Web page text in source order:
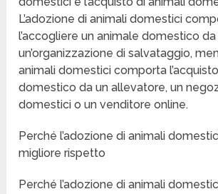
L’adozione di animali domestici
l’accogliere un animale domestico
un’organizzazione di salvataggio,
animali domestici comporta
domestico da un allevatore, un
domestici o un venditore online.
Perché l’adozione di animali
migliore rispetto
Perché l’adozione di animali